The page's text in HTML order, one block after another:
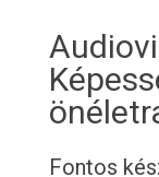
Fontos